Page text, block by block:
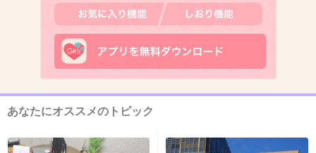
2019/06/20(木) 18:53:17
ツイッターやっているけど、そもそも友人にも
教えていない
完全に趣味用
あなたにオススメのトピック